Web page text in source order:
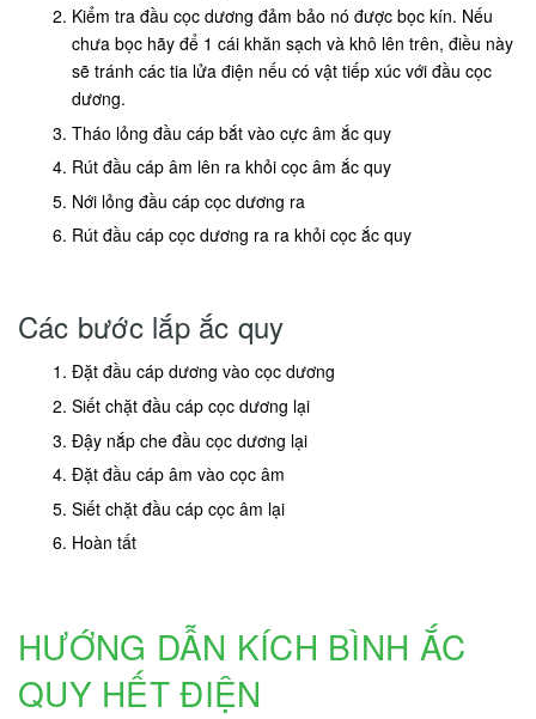
Kiểm tra đầu cọc dương đảm bảo nó được bọc kín. Nếu
chưa bọc hãy để 1 cái khăn sạch và khô lên trên, điều này
sẽ tránh các tia lửa điện nếu có vật tiếp xúc với đầu cọc
dương.
Tháo lỏng đầu cáp bắt vào cực âm ắc quy
Rút đầu cáp âm lên ra khỏi cọc âm ắc quy
Nới lỏng đầu cáp cọc dương ra
Rút đầu cáp cọc dương ra ra khỏi cọc ắc quy
Các bước lắp ắc quy
Đặt đầu cáp dương vào cọc dương
Siết chặt đầu cáp cọc dương lại
Đậy nắp che đầu cọc dương lại
Đặt đầu cáp âm vào cọc âm
Siết chặt đầu cáp cọc âm lại
Hoàn tất
HƯỚNG DẪN KÍCH BÌNH ẮC
QUY HẾT ĐIỆN